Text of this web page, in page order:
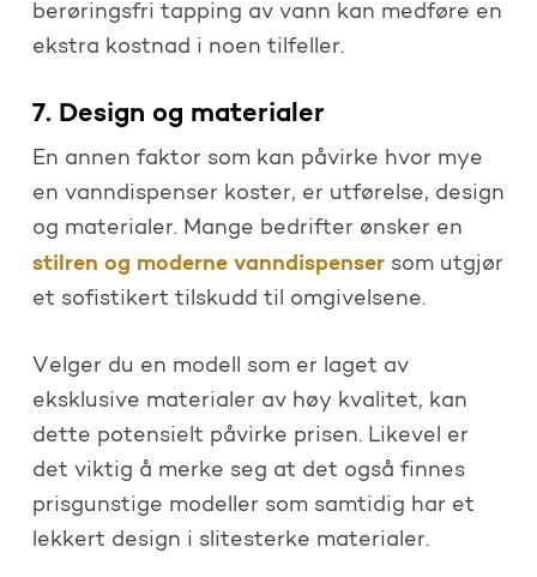
berøringsfri tapping av vann kan medføre en
ekstra kostnad i noen tilfeller.
7. Design og materialer
En annen faktor som kan påvirke hvor mye
en vanndispenser koster, er utførelse, design
og materialer. Mange bedrifter ønsker en
stilren og moderne vanndispensersom utgjør
et sofistikert tilskudd til omgivelsene.
Velger du en modell som er laget av
eksklusive materialer av høy kvalitet, kan
dette potensielt påvirke prisen. Likevel er
det viktig å merke seg at det også finnes
prisgunstige modeller som samtidig har et
lekkert design i slitesterke materialer.